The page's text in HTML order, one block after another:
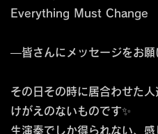
Everything Must Change
―皆さんにメッセージをお願
その日その時に居合わせた
けがえのないものです✨
生演奏でしか得られない、